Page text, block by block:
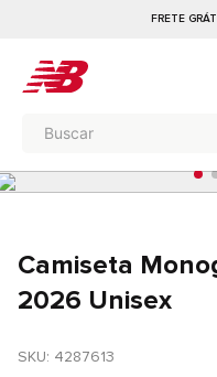
FRETE
Camiseta
2026 Unisex
SKU: 4287613